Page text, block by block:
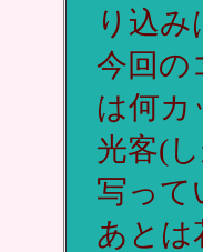
り込み
今回の
は何カ
光客(
写って
あとは